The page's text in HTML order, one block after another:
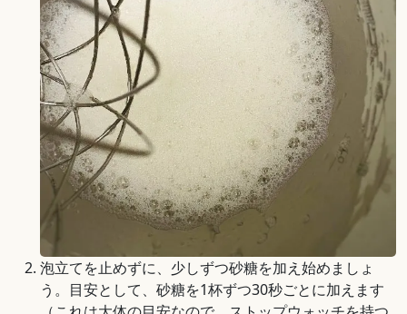
泡立てを止めずに、少しずつ砂糖を加え始めましょ
う。目安として、砂糖を1杯ずつ30秒ごとに加えます